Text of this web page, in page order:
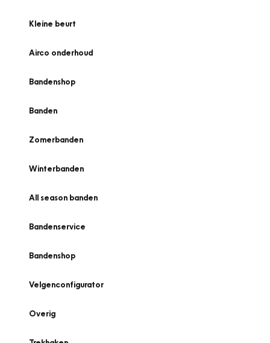
Kleine beurt
Airco onderhoud
Bandenshop
Banden
Zomerbanden
Winterbanden
All season banden
Bandenservice
Bandenshop
Velgenconfigurator
Overig